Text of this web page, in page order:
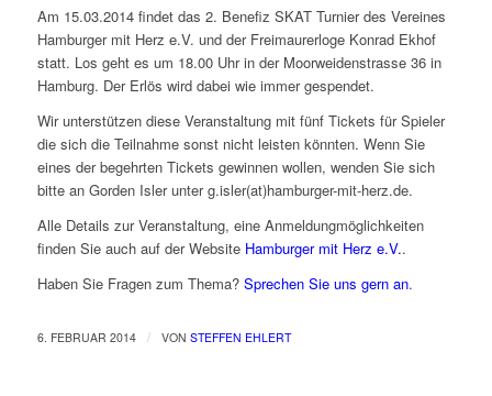
Am 15.03.2014 findet das 2. Benefiz SKAT Turnier des Vereines
Hamburger mit Herz e.V. und der Freimaurerloge Konrad Ekhof
statt. Los geht es um 18.00 Uhr in der Moorweidenstrasse 36 in
Hamburg. Der Erlös wird dabei wie immer gespendet.
Wir unterstützen diese Veranstaltung mit fünf Tickets für Spieler
die sich die Teilnahme sonst nicht leisten könnten. Wenn Sie
eines der begehrten Tickets gewinnen wollen, wenden Sie sich
bitte an Gorden Isler unter g.isler(at)hamburger-mit-herz.de.
Alle Details zur Veranstaltung, eine Anmeldungmöglichkeiten
finden Sie auch auf der Website Hamburger mit Herz e.V..
Haben Sie Fragen zum Thema? Sprechen Sie uns gern an.
6. FEBRUAR 2014 / VON STEFFEN EHLERT